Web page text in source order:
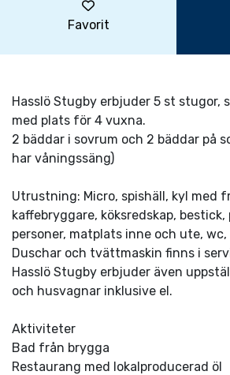
Favorit
Hasslö Stugby erbjuder 5 st stugor,
med plats för 4 vuxna.
2 bäddar i sovrum och 2 bäddar på
har våningssäng)
Utrustning: Micro, spishäll, kyl med
kaffebryggare, köksredskap,
personer, matplats inne och ute, wc,
Duschar och tvättmaskin finns i
Hasslö Stugby erbjuder även
och husvagnar inklusive el.
Aktiviteter
Bad från brygga
Restaurang med lokalproducerad öl